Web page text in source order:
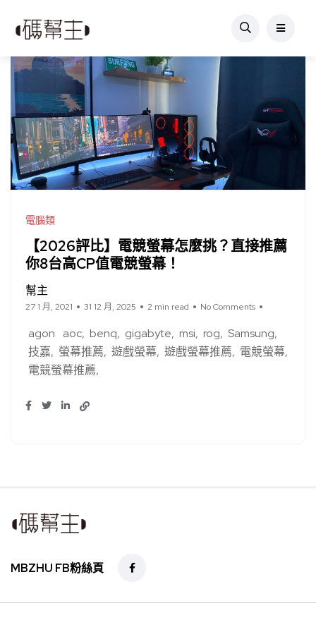
電腦類
【2026評比】電競螢幕怎麼挑？直接推薦
你8台高CP值電競螢幕！
幫主
27 1 月, 2021 31 12 月, 2025 2 min read No Comments
agon aoc benq gigabyte msi rog Samsung
技嘉
螢幕推薦 遊戲螢幕 遊戲螢幕推薦
電競螢幕
電競螢幕推薦
MBZHU FB粉絲頁